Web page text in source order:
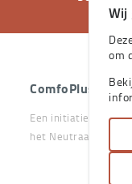
huis
stevige
zijn.
ComfoPlus -
Een initiatief van
het Neutraal
Wij
om